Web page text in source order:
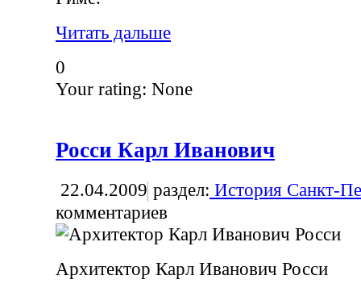
Читать дальше
0
Your rating: None
Росси Карл Иванович
22.04.2009 раздел: История Санкт-
комментариев
Архитектор Карл Иванович Росси